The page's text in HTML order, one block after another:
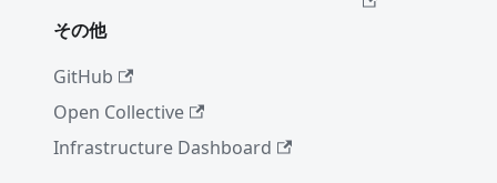
その他
GitHub
Open Collective
Infrastructure Dashboard